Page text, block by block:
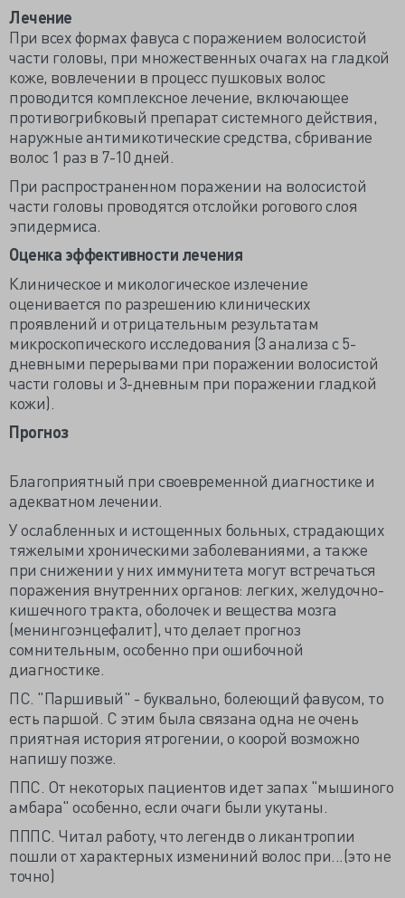
Лечение
При всех формах фавуса с поражением волосистой
части головы, при множественных очагах на гладкой
коже, вовлечении в процесс пушковых волос
проводится комплексное лечение, включающее
противогрибковый препарат системного действия,
наружные антимикотические средства, сбривание
волос 1 раз в 7-10 дней.
При распространенном поражении на волосистой
части головы проводятся отслойки рогового слоя
эпидермиса.
Оценка эффективности лечения
Клиническое и микологическое излечение
оценивается по разрешению клинических
проявлений и отрицательным результатам
микроскопического исследования (3 анализа с 5-
дневными перерывами при поражении волосистой
части головы и 3-дневным при поражении гладкой
кожи).
Прогноз
Благоприятный при своевременной диагностике и
адекватном лечении.
У ослабленных и истощенных больных, страдающих
тяжелыми хроническими заболеваниями, а также
при снижении у них иммунитета могут встречаться
поражения внутренних органов: легких, желудочно-
кишечного тракта, оболочек и вещества мозга
(менингоэнцефалит), что делает прогноз
сомнительным, особенно при ошибочной
диагностике.
ПС. "Паршивый" - буквально, болеющий фавусом, то
есть паршой. С этим была связана одна не очень
приятная история ятрогении, о коорой возможно
напишу позже.
ППС. От некоторых пациентов идет запах "мышиного
амбара" особенно, если очаги были укутаны.
ПППС. Читал работу, что легендв о ликантропии
пошли от характерных измениний волос при...(это не
точно)